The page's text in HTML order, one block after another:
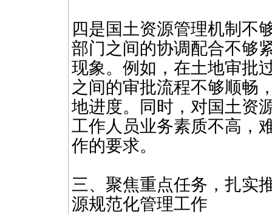
四是国土资源管理机制不
部门之间的协调配合不够
现象。例如，在土地审批
之间的审批流程不够顺畅
地进度。同时，对国土资
工作人员业务素质不高，
作的要求。
三、聚焦重点任务，扎实
源规范化管理工作